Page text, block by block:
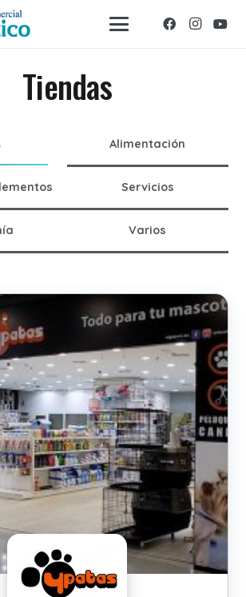
Tiendas
Alimentación
Servicios
Varios